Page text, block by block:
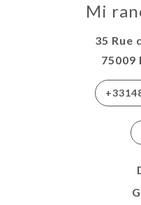
Mi
35 Rue
75009